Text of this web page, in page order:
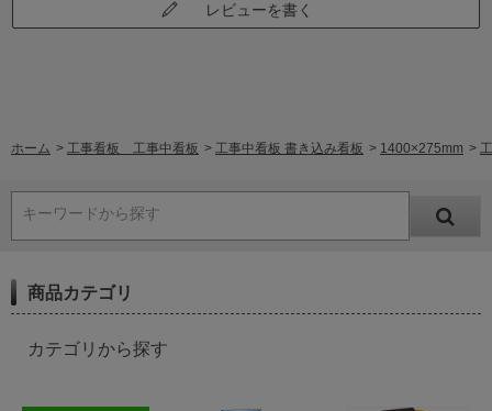
レビューを書く
ホーム > 工事看板 工事中看板 > 工事中看板 書き込み看板 > 1400×275mm >
キーワードから探す
商品カテゴリ
カテゴリから探す